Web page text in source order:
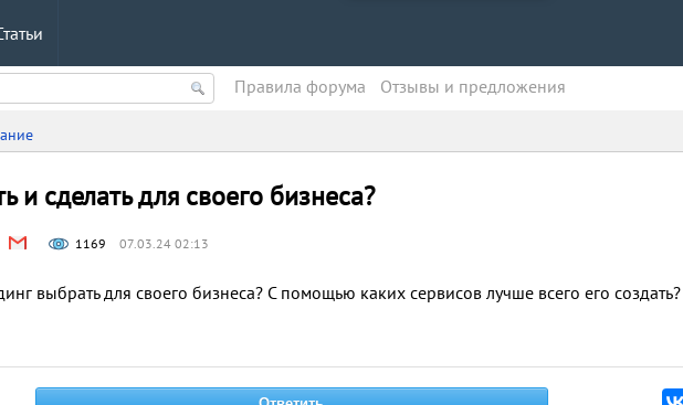
Правила форума Oтзывы и предложения
и сделать для своего бизнеса?
1169 07.03.24 02:13
выбрать для своего бизнеса? С помощью каких сервисов лучше всего его создать?